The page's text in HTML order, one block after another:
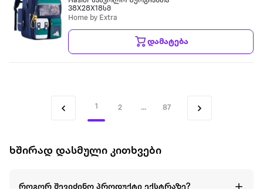
38X28X18სმ
Home by Extra
დამატება
1 2 ... 87
ხშირად დასმული კითხვები
როგორ შევიძინო პროდუქტი ექსტრაზე?